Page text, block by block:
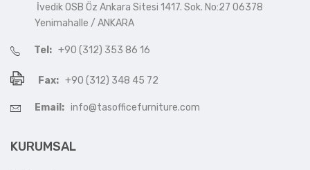
İvedik OSB Öz Ankara Sitesi 1417. Sok. No:27 06378
Yenimahalle / ANKARA
Tel: +90 (312) 353 86 16
Fax: +90 (312) 348 45 72
Email: info@tasofficefurniture.com
KURUMSAL